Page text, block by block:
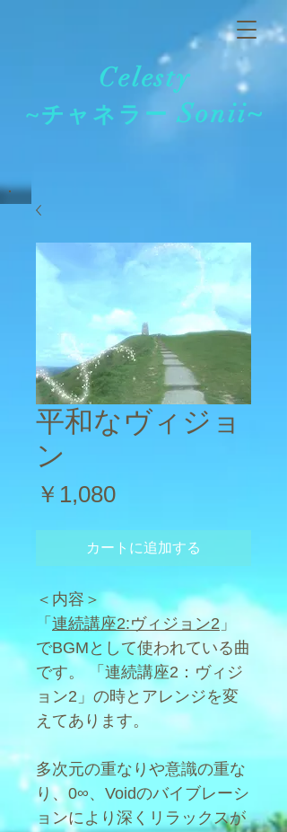
Celesty
~チャネラーSonii~
平和なヴィジョ
ン
￥1,080価
カートに追加する
＜内容＞
「 連続講座2:ヴィジョン2 」
でBGMとして使われている曲
です。 「連続講座2：ヴィジ
ョン2」の時とアレンジを変
えてあります。
多次元の重なりや意識の重な
り、0∞、Voidのバイブレーシ
ョンにより深くリラックスが